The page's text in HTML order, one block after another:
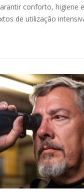
conforto, higiene
de utilização